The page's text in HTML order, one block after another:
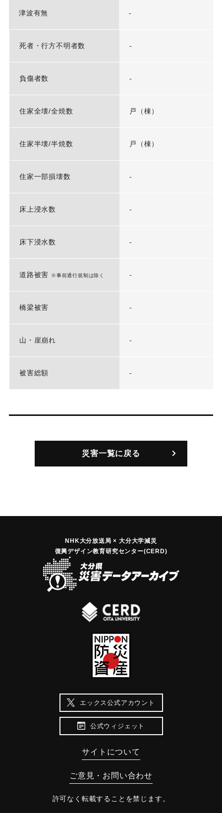
津波有無 -
死者・行方不明者数 -
負傷者数 -
住家全壊/全焼数 戸（棟）
住家半壊/半焼数 戸（棟）
住家一部損壊数 -
床上浸水数 -
床下浸水数 -
道路被害 ※事前通行規制は除く -
橋梁被害 -
山・崖崩れ -
被害総額 -
災害一覧に戻る
NHK大分放送局 × 大分大学減災
復興デザイン教育研究センター(CERD)
エックス公式アカウント
公式ウィジェット
サイトについて
ご意見・お問い合わせ
許可なく転載することを禁じます。